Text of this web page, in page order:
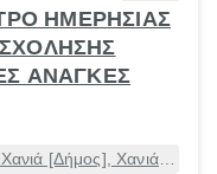
ΗΜΕΡΗΣΙΑΣ
ΑΝΑΓΚΕΣ
[Δήμος], Χανιά,